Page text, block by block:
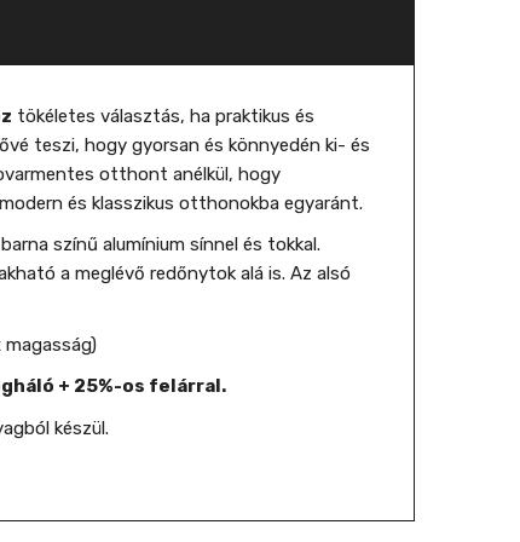
tökéletes választás, ha praktikus és
teszi, hogy gyorsan és könnyedén ki- és
otthont anélkül, hogy
és klasszikus otthonokba egyaránt.
színű alumínium sínnel és tokkal.
a meglévő redőnytok alá is. Az alsó
+ 25%-os felárral.
készül.